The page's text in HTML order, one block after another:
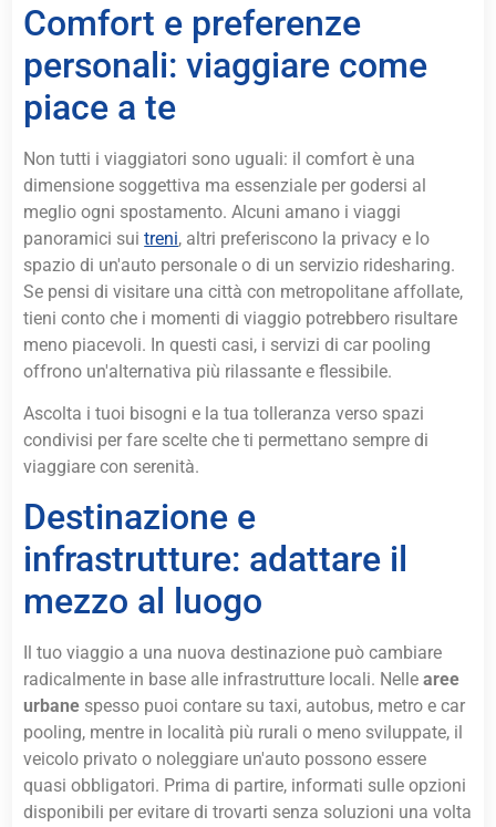
Comfort e preferenze
personali: viaggiare come
piace a te
Non tutti i viaggiatori sono uguali: il comfort è una
dimensione soggettiva ma essenziale per godersi al
meglio ogni spostamento. Alcuni amano i viaggi
panoramici suitreni, altri preferiscono la privacy e lo
spazio di un'auto personale o di un servizio ridesharing.
Se pensi di visitare una città con metropolitane affollate,
tieni conto che i momenti di viaggio potrebbero risultare
meno piacevoli. In questi casi, i servizi di car pooling
offrono un'alternativa più rilassante e flessibile.
Ascolta i tuoi bisogni e la tua tolleranza verso spazi
condivisi per fare scelte che ti permettano sempre di
viaggiare con serenità.
Destinazione e
infrastrutture: adattare il
mezzo al luogo
Il tuo viaggio a una nuova destinazione può cambiare
radicalmente in base alle infrastrutture locali. Nellearee
urbane spesso puoi contare su taxi, autobus, metro e car
pooling, mentre in località più rurali o meno sviluppate, il
veicolo privato o noleggiare un'auto possono essere
quasi obbligatori. Prima di partire, informati sulle opzioni
disponibili per evitare di trovarti senza soluzioni una volta